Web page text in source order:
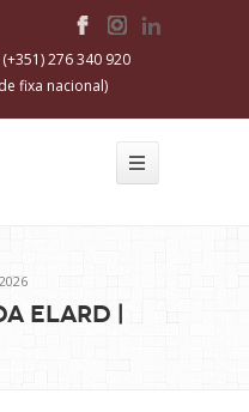
(+351) 276 340 920
fixa nacional)
ELARD |